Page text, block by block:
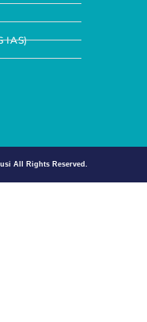
IAS)
All Rights Reserved.